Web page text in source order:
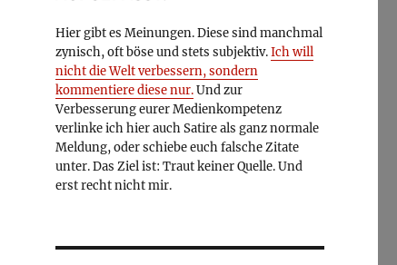
Hier gibt es Meinungen. Diese sind manchmal
zynisch, oft böse und stets subjektiv.Ich will
nicht die Welt verbessern, sondern
kommentiere diese nur.Und zur
Verbesserung eurer Medienkompetenz
verlinke ich hier auch Satire als ganz normale
Meldung, oder schiebe euch falsche Zitate
unter. Das Ziel ist: Traut keiner Quelle. Und
erst recht nicht mir.